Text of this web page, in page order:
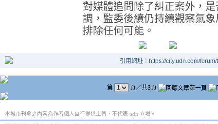
對媒體追問除了糾正案外，
調，監委後續仍持續觀察氣
排除任何可能。
引用網址：https://city.udn.com/
第 頁／共3頁
本城市刊登之內容為作者個人自行提供上傳，不代表 udn 立場。